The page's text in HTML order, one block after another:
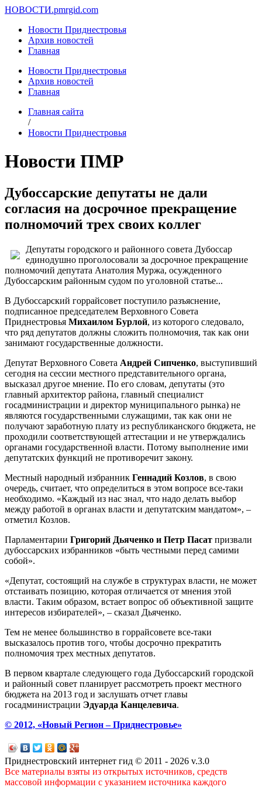
НОВОСТИ.pmrgid.com
Новости Приднестровья
Архив новостей
Главная
Новости Приднестровья
Архив новостей
Главная
Главная сайта
/
Новости Приднестровья
Новости ПМР
Дубоссарские депутаты не дали
согласия на досрочное прекращение
полномочий трех своих коллег
Депутаты городского и районного совета Дубоссар
единодушно проголосовали за досрочное прекращение
полномочий депутата Анатолия Муржа, осужденного
Дубоссарским районным судом по уголовной статье...
В Дубоссарский горрайсовет поступило разъяснение,
подписанное председателем Верховного Совета
Приднестровья Михаилом Бурлой, из которого следовало,
что ряд депутатов должны сложить полномочия, так как они
занимают государственные должности.
Депутат Верховного Совета Андрей Сипченко, выступивший
сегодня на сессии местного представительного органа,
высказал другое мнение. По его словам, депутаты (это
главный архитектор района, главный специалист
госадминистрации и директор муниципального рынка) не
являются государственными служащими, так как они не
получают заработную плату из республиканского бюджета, не
проходили соответствующей аттестации и не утверждались
органами государственной власти. Потому выполнение ими
депутатских функций не противоречит закону.
Местный народный избранник Геннадий Козлов, в свою
очередь, считает, что определиться в этом вопросе все-таки
необходимо. «Каждый из нас знал, что надо делать выбор
между работой в органах власти и депутатским мандатом», –
отметил Козлов.
Парламентарии Григорий Дьяченко и Петр Пасат призвали
дубоссарских избранников «быть честными перед самими
собой».
«Депутат, состоящий на службе в структурах власти, не может
отстаивать позицию, которая отличается от мнения этой
власти. Таким образом, встает вопрос об объективной защите
интересов избирателей», – сказал Дьяченко.
Тем не менее большинство в горрайсовете все-таки
высказалось против того, чтобы досрочно прекратить
полномочия трех местных депутатов.
В первом квартале следующего года Дубоссарский городской
и районный совет планирует рассмотреть проект местного
бюджета на 2013 год и заслушать отчет главы
госадминистрации Эдуарда Канцелевича.
© 2012, «Новый Регион – Приднестровье»
Приднестровский интернет гид © 2011 - 2026 v.3.0
Все материалы взяты из открытых источников, средств
массовой информации с указанием источника каждого